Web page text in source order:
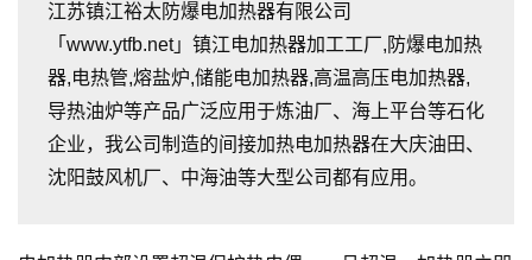
江苏镇江裕太防爆电加热器有限公司
「www.ytfb.net」镇江电加热器加工工厂,防爆电加热
器,电热管,熔盐炉,储能电加热器,高温高压电加热器,
导热油炉等产品广泛应用于炼油厂、海上平台等石化
企业，我公司制造的间接加热电加热器在大庆油田、
沈阳鼓风机厂、中海油等大型公司都有应用。